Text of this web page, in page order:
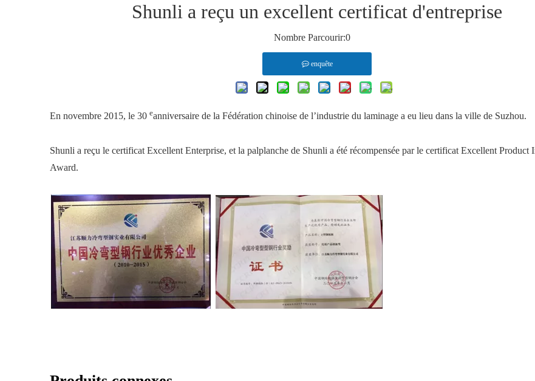
Shunli a reçu un excellent certificat d'entreprise
Nombre Parcourir:0
enquête
En novembre 2015, le 30 eanniversaire de la Fédération chinoise de l’industrie du laminage a eu lieu dans la ville de Suzhou.
Shunli a reçu le certificat Excellent Enterprise, et la palplanche de Shunli a été récompensée par le certificat Excellent Product
Award.